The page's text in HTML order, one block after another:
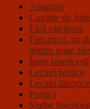
Anunţuri
Cuvinte de
Fără categorie
Fiecare zi, un
pentru toate
Imne bisericeşti
Lecturi biblice
Lecturi liturgice
Predici
Slujbe